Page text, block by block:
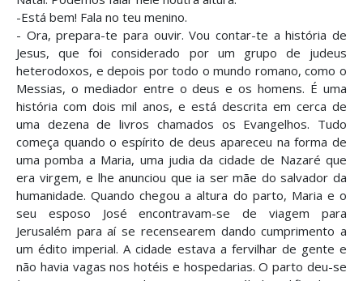
-Está bem! Fala no teu menino.
- Ora, prepara-te para ouvir. Vou contar-te a história de
Jesus, que foi considerado por um grupo de judeus
heterodoxos, e depois por todo o mundo romano, como o
Messias, o mediador entre o deus e os homens. É uma
história com dois mil anos, e está descrita em cerca de
uma dezena de livros chamados os Evangelhos. Tudo
começa quando o espírito de deus apareceu na forma de
uma pomba a Maria, uma judia da cidade de Nazaré que
era virgem, e lhe anunciou que ia ser mãe do salvador da
humanidade. Quando chegou a altura do parto, Maria e o
seu esposo José encontravam-se de viagem para
Jerusalém para aí se recensearem dando cumprimento a
um édito imperial. A cidade estava a fervilhar de gente e
não havia vagas nos hotéis e hospedarias. O parto deu-se